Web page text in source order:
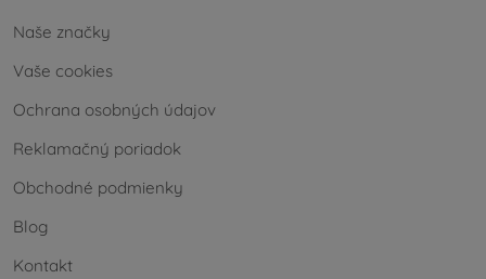
Naše značky
Vaše cookies
Ochrana osobných údajov
Reklamačný poriadok
Obchodné podmienky
Blog
Kontakt